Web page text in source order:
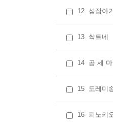
12 섬집아
13 싹트네
14 곰 세 마
15 도레미
16 피노키